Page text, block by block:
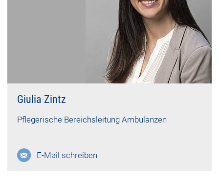
Giulia Zintz
Pflegerische Bereichsleitung Ambulanzen
E-Mail schreiben